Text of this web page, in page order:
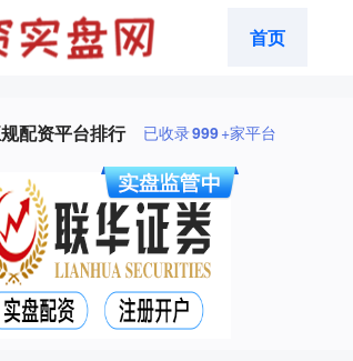
首页
配资平台排行 已收录999+家平台